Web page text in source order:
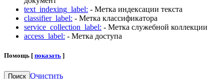
text_indexing_label: - Метка индексации текста
classifier_label: - Метка классификатора
service_collection_label: - Метка служебной коллекции
access_label: - Метка доступа
Помощь [ показать ]
Поиск Очистить